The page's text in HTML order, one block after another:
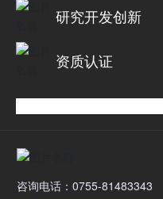
研究开发创新
资质认证
咨询电话：0755-81483343